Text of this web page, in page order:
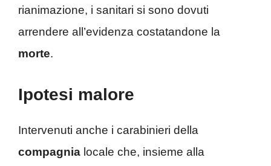
rianimazione, i sanitari si sono dovuti
arrendere all’evidenza costatandone la
morte.
Ipotesi malore
Intervenuti anche i carabinieri della
compagnia locale che, insieme alla